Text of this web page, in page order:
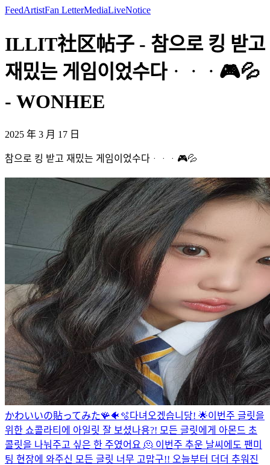
FeedArtistFan LetterMediaLiveNotice
ILLIT社区帖子 - 참으로 킹 받고
재밌는 게임이었수다ᆞᆞᆞ🎮​💦​
- WONHEE
2025 年 3 月 17 日
참으로 킹 받고 재밌는 게임이었수다ᆞᆞᆞ🎮​💦​
かわいいの貼ってみた🪸🐠🫧다녀오겠습니당! 🌟이번주 글릿을
위한 쇼콜라티에 아일릿 잘 보셨나용?! 모든 글릿에게 아몬드 초
콜릿을 나눠주고 싶은 한 주였어요 🫠 이번주 추운 날씨에도 팬미
팅 현장에 와주신 모든 글릿 너무 고맙구!! 오늘부터 더더 추워진